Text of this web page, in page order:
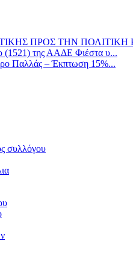
ΠΡΟΣ ΤΗΝ ΠΟΛΙΤΙΚΗ
(1521) της ΑΑΔΕ Φιέστα υ...
Παλλάς – Έκπτωση 15%...
συλλόγου